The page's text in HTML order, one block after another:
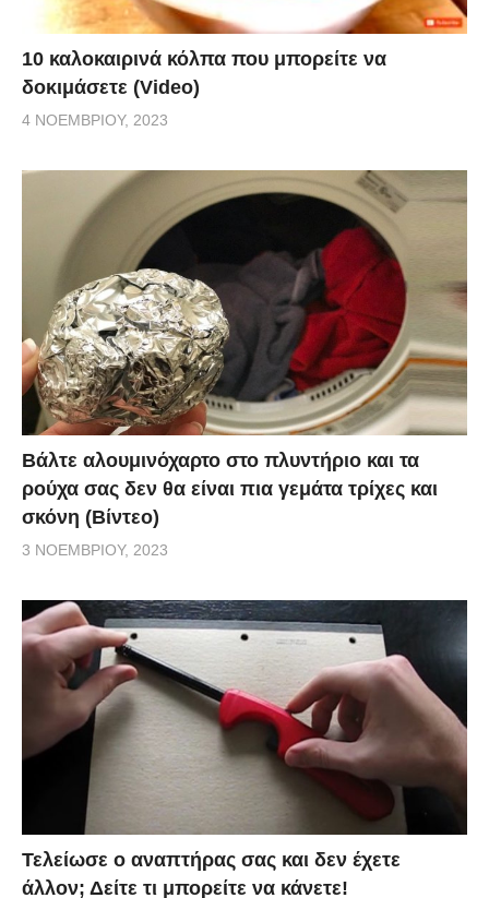
10 καλοκαιρινά κόλπα που μπορείτε να
δοκιμάσετε (Video)
4 ΝΟΕΜΒΡΊΟΥ, 2023
Βάλτε αλουμινόχαρτο στο πλυντήριο και τα
ρούχα σας δεν θα είναι πια γεμάτα τρίχες και
σκόνη (Βίντεο)
3 ΝΟΕΜΒΡΊΟΥ, 2023
Τελείωσε ο αναπτήρας σας και δεν έχετε
άλλον; Δείτε τι μπορείτε να κάνετε!